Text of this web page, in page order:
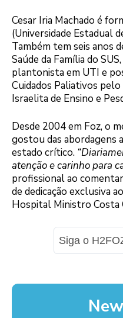
Cesar Iria Machado é
(Universidade Estadual
Também tem seis anos
Saúde da Família do
plantonista em UTI e
Cuidados Paliativos
Israelita de Ensino e
Desde 2004 em Foz, o
gostou das abordagens
estado crítico.
atenção e carinho para
profissional ao
de dedicação exclusiva
Hospital Ministro Costa
Siga o